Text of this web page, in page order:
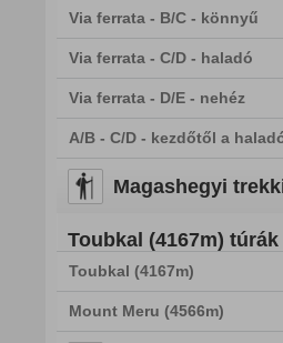
Via ferrata - B/C - könnyű
Via ferrata - C/D - haladó
Via ferrata - D/E - nehéz
A/B - C/D - kezdőtől a
Magashegyi
Toubkal (4167m) túrák
Toubkal (4167m)
Mount Meru (4566m)